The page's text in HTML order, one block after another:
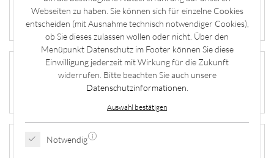
Webseiten zu haben. Sie können sich für einzelne Cookies
entscheiden (mit Ausnahme technisch notwendiger Cookies),
ob Sie dieses zulassen wollen oder nicht. Über den
Menüpunkt Datenschutz im Footer können Sie diese
Einwilligung jederzeit mit Wirkung für die Zukunft
widerrufen. Bitte beachten Sie auch unsere
Datenschutzinformationen
Auswahl bestätigen
Notwendig i